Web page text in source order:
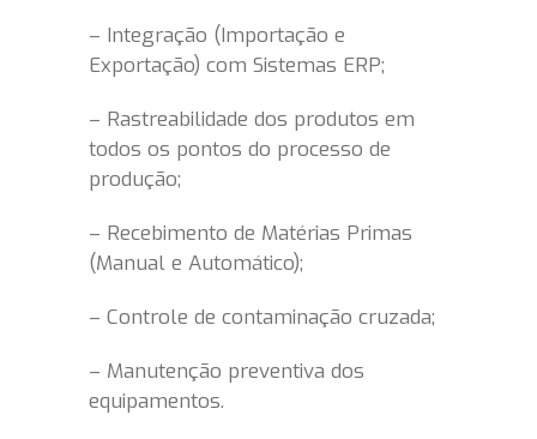
– Integração (Importação e
Exportação) com Sistemas ERP;
– Rastreabilidade dos produtos em
todos os pontos do processo de
produção;
– Recebimento de Matérias Primas
(Manual e Automático);
– Controle de contaminação cruzada;
– Manutenção preventiva dos
equipamentos.